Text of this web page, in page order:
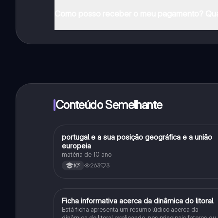
funcionalidades da aplicação, pode adquirir o
Conteúdo Semelhante
Geografia
portugal e a sua posição geográfica e a união
europeia
matéria de 10 ano
10º 263 3
Geografia
Ficha informativa acerca da dinâmica do litoral
Está ficha apresenta um resumo lúdico acerca da